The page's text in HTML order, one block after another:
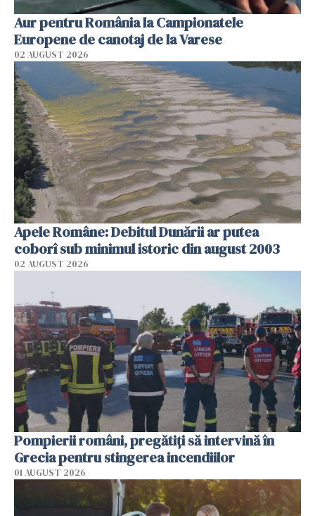
Aur pentru România la Campionatele
Europene de canotaj de la Varese
02 AUGUST 2026
Apele Române: Debitul Dunării ar putea
coborî sub minimul istoric din august 2003
02 AUGUST 2026
Pompierii români, pregătiţi să intervină în
Grecia pentru stingerea incendiilor
01 AUGUST 2026